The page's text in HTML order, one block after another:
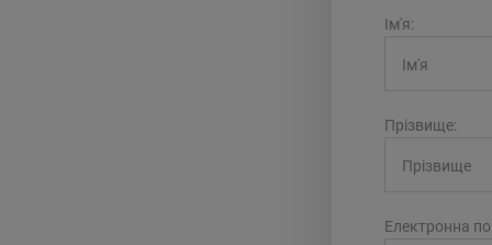
Ім'я:
Прізвище:
Електронна